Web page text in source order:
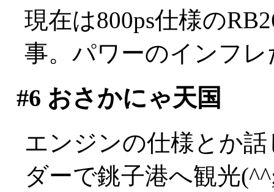
現在は800ps仕様の
事。パワーのインフレ
#6 おさかにゃ天国
エンジンの仕様とか
ダーで銚子港へ観光